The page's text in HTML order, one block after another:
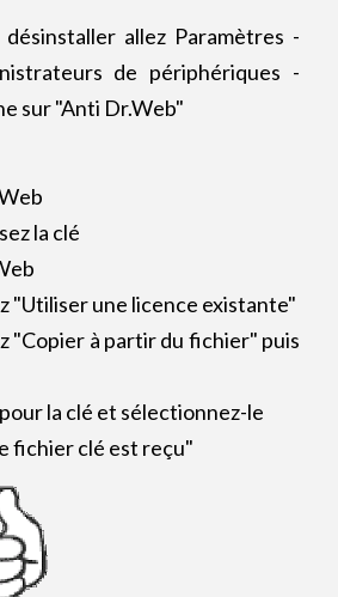
allez Paramètres -
de périphériques -
sur "Anti Dr.Web"
la clé
"Utiliser une licence existante"
"Copier à partir du fichier" puis
la clé et sélectionnez-le
fichier clé est reçu"